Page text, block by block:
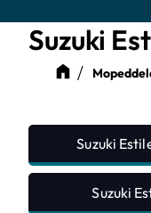
Suzuki
Suzuki
Suzuki